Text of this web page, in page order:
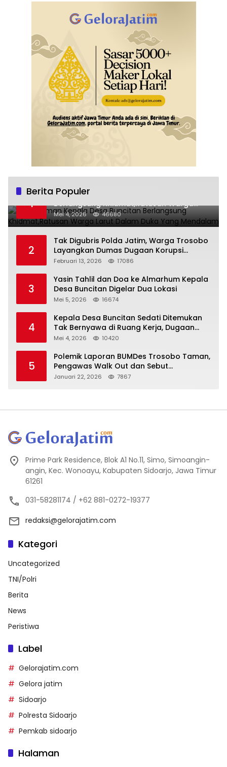
Berita Populer
1
Pemakaman Kepala Desa Buncitan
Berlangsung Khidmat,Ratusan Warga
Larut Dalam Duka Yang Mendalam
Mei 4, 2026 46680
2
Tak Digubris Polda Jatim, Warga Trosobo
Layangkan Dumas Dugaan Korupsi
Oknum DPRD Sidoarjo ke Kapolri
Februari 13, 2026 17086
3
Yasin Tahlil dan Doa ke Almarhum Kepala
Desa Buncitan Digelar Dua Lokasi
Mei 5, 2026 16674
4
Kepala Desa Buncitan Sedati Ditemukan
Tak Bernyawa di Ruang Kerja, Dugaan
Bunuh Diri Menguat
Mei 4, 2026 10420
5
Polemik Laporan BUMDes Trosobo Taman,
Pengawas Walk Out dan Sebut
Kejanggalan
Januari 22, 2026 7867
Prime Park Residence, Blok A1 No.11, Simo, Simoangin-
angin, Kec. Wonoayu, Kabupaten Sidoarjo, Jawa Timur
61261
031-58281174 / +62 881-0272-19377
redaksi@gelorajatim.com
Kategori
Uncategorized
TNI/Polri
Berita
News
Peristiwa
Label
Gelorajatim.com
Gelora jatim
Sidoarjo
Polresta Sidoarjo
Pemkab sidoarjo
Halaman